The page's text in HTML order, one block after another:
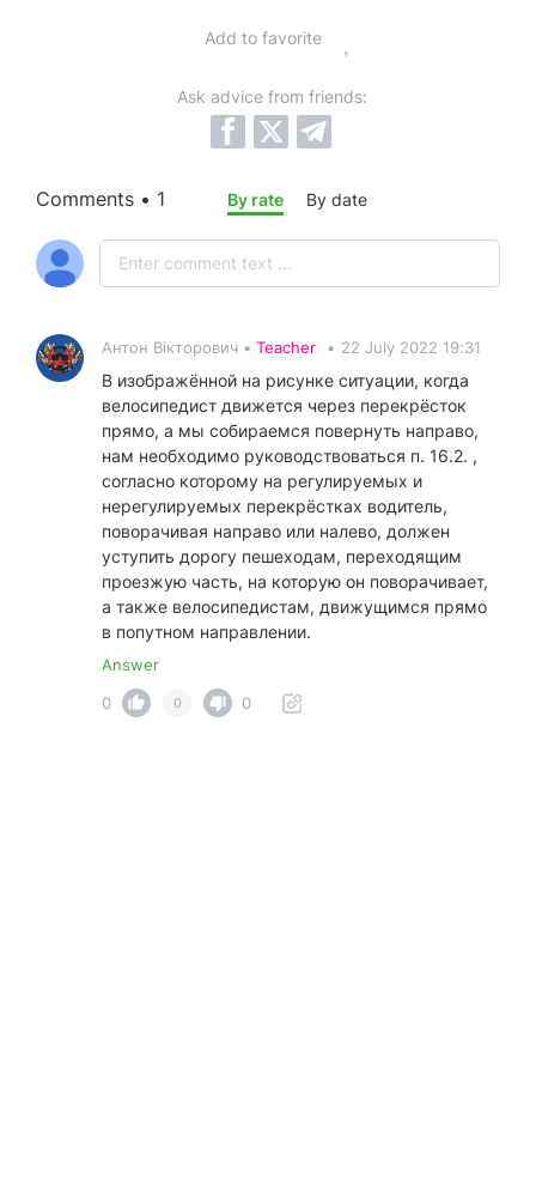
Add to favorite
Ask advice from friends:
Comments • 1 By rate By date
Антон Вікторович • Teacher • 22 July 2022 19:31
В изображённой на рисунке ситуации, когда
велосипедист движется через перекрёсток
прямо, а мы собираемся повернуть направо,
нам необходимо руководствоваться п. 16.2. ,
согласно которому на регулируемых и
нерегулируемых перекрёстках водитель,
поворачивая направо или налево, должен
уступить дорогу пешеходам, переходящим
проезжую часть, на которую он поворачивает,
а также велосипедистам, движущимся прямо
в попутном направлении.
Answer
0
0 0